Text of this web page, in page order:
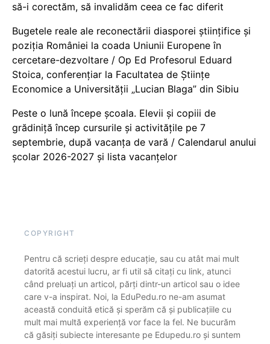
să-i corectăm, să invalidăm ceea ce fac diferit
Bugetele reale ale reconectării diasporei științifice și
poziția României la coada Uniunii Europene în
cercetare-dezvoltare / Op Ed Profesorul Eduard
Stoica, conferențiar la Facultatea de Științe
Economice a Universității „Lucian Blaga” din Sibiu
Peste o lună începe școala. Elevii și copiii de
grădiniță încep cursurile și activitățile pe 7
septembrie, după vacanța de vară / Calendarul anului
școlar 2026-2027 și lista vacanțelor
COPYRIGHT
Pentru că scrieți despre educație, sau cu atât mai mult
datorită acestui lucru, ar fi util să citați cu link, atunci
când preluați un articol, părți dintr-un articol sau o idee
care v-a inspirat. Noi, la EduPedu.ro ne-am asumat
această conduită etică și sperăm că și publicațiile cu
mult mai multă experiență vor face la fel. Ne bucurăm
că găsiți subiecte interesante pe Edupedu.ro și suntem